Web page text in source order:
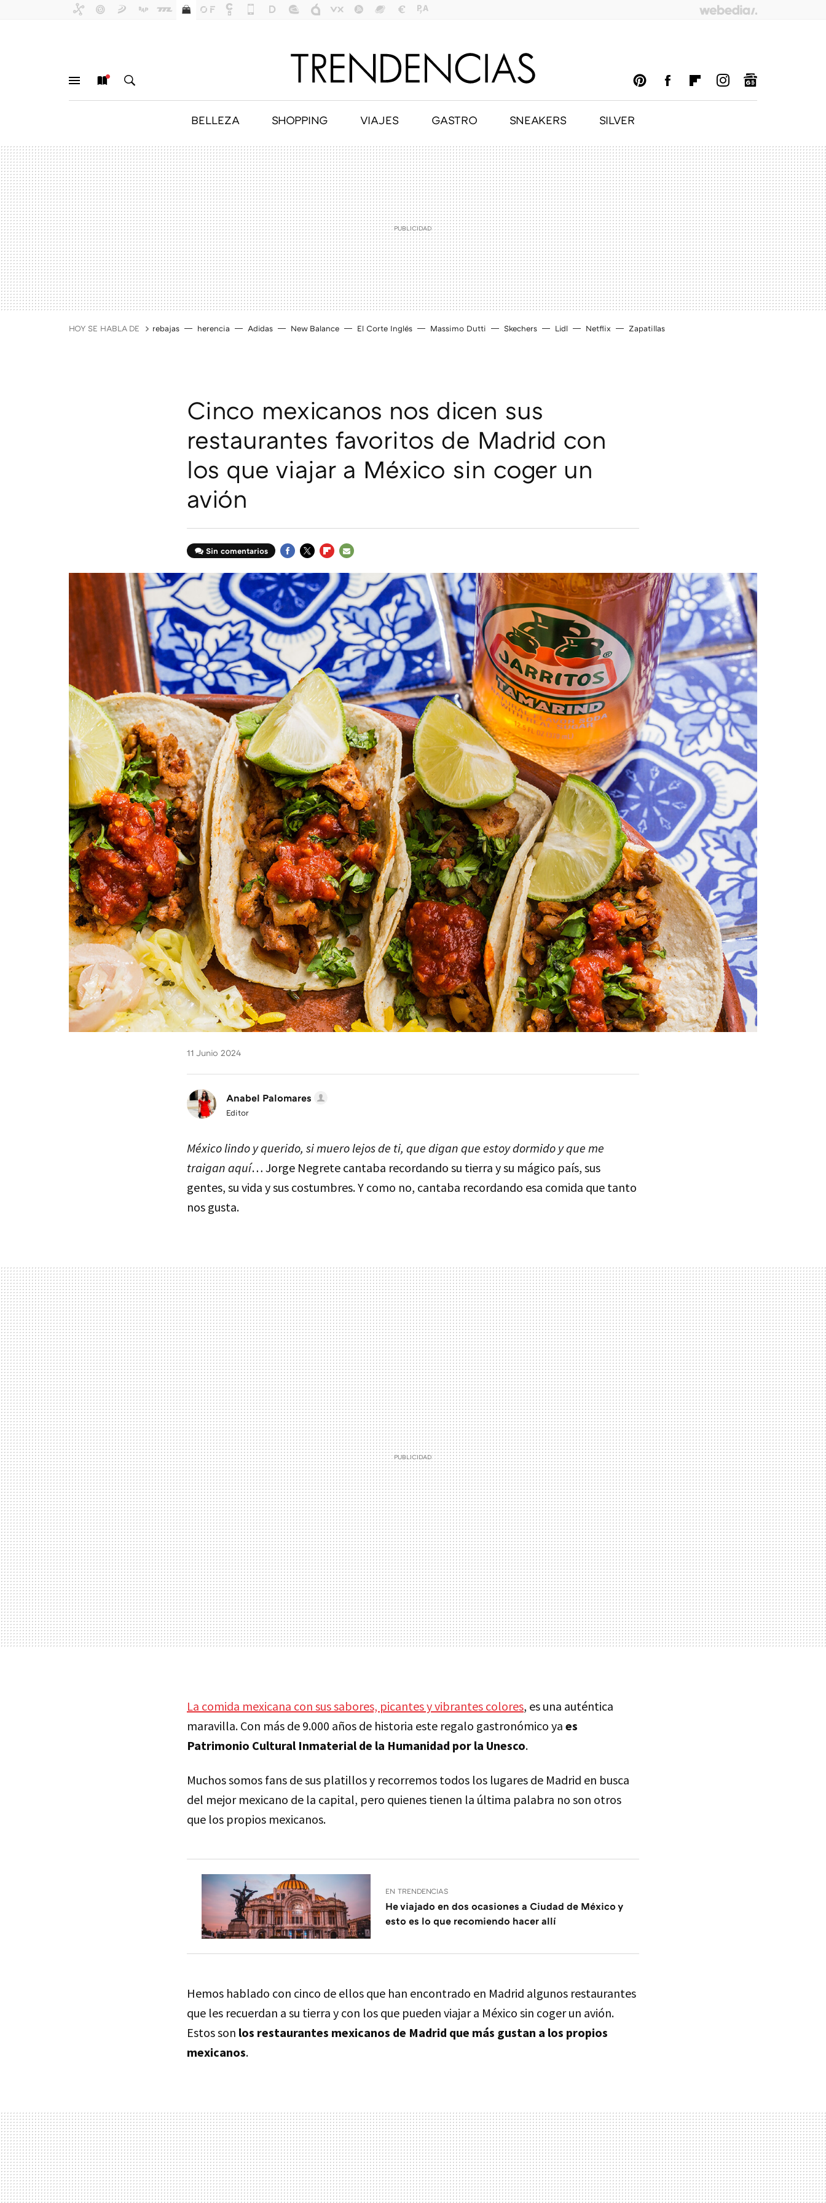
BELLEZA SHOPPING VIAJES GASTRO SNEAKERS SILVER
HOY SE HABLA DE rebajas herencia Adidas New Balance El Corte Inglés Massimo Dutti Skechers Lidl Netflix Zapatillas
Cinco mexicanos nos dicen sus
restaurantes favoritos de Madrid con
los que viajar a México sin coger un
avión
Sin comentarios
MAIL
11 Junio 2024
Anabel Palomares
Editor
México lindo y querido, si muero lejos de ti, que digan que estoy dormido y que me
traigan aquí… Jorge Negrete cantaba recordando su tierra y su mágico país, sus
gentes, su vida y sus costumbres. Y como no, cantaba recordando esa comida que tanto
nos gusta.
La comida mexicana con sus sabores, picantes y vibrantes colores, es una auténtica
maravilla. Con más de 9.000 años de historia este regalo gastronómico ya es
Patrimonio Cultural Inmaterial de la Humanidad por la Unesco.
Muchos somos fans de sus platillos y recorremos todos los lugares de Madrid en busca
del mejor mexicano de la capital, pero quienes tienen la última palabra no son otros
que los propios mexicanos.
EN TRENDENCIAS
He viajado en dos ocasiones a Ciudad de México y
esto es lo que recomiendo hacer allí
Hemos hablado con cinco de ellos que han encontrado en Madrid algunos restaurantes
que les recuerdan a su tierra y con los que pueden viajar a México sin coger un avión.
Estos son los restaurantes mexicanos de Madrid que más gustan a los propios
mexicanos.